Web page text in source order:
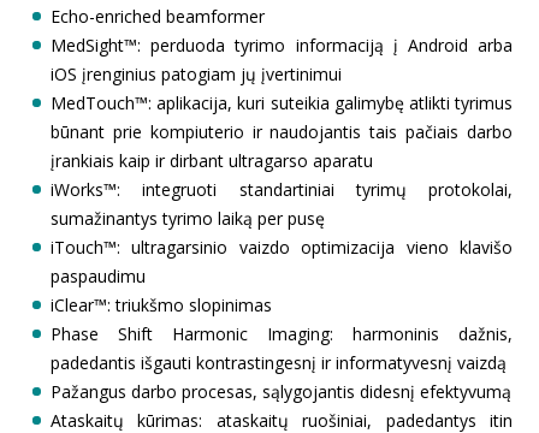
Echo-enriched beamformer
MedSight™: perduoda tyrimo informaciją į Android arba
iOS įrenginius patogiam jų įvertinimui
MedTouch™: aplikacija, kuri suteikia galimybę atlikti tyrimus
būnant prie kompiuterio ir naudojantis tais pačiais darbo
įrankiais kaip ir dirbant ultragarso aparatu
iWorks™: integruoti standartiniai tyrimų protokolai,
sumažinantys tyrimo laiką per pusę
iTouch™: ultragarsinio vaizdo optimizacija vieno klavišo
paspaudimu
iClear™: triukšmo slopinimas
Phase Shift Harmonic Imaging: harmoninis dažnis,
padedantis išgauti kontrastingesnį ir informatyvesnį vaizdą
Pažangus darbo procesas, sąlygojantis didesnį efektyvumą
Ataskaitų kūrimas: ataskaitų ruošiniai, padedantys itin